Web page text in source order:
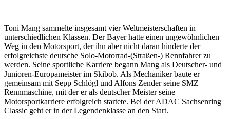
Toni Mang sammelte insgesamt vier Weltmeisterschaften in
unterschiedlichen Klassen. Der Bayer hatte einen ungewöhnlichen
Weg in den Motorsport, der ihn aber nicht daran hinderte der
erfolgreichste deutsche Solo-Motorrad-(Straßen-) Rennfahrer zu
werden. Seine sportliche Karriere begann Mang als Deutscher- und
Junioren-Europameister im Skibob. Als Mechaniker baute er
gemeinsam mit Sepp Schlögl und Alfons Zender seine SMZ
Rennmaschine, mit der er als deutscher Meister seine
Motorsportkarriere erfolgreich startete. Bei der ADAC Sachsenring
Classic geht er in der Legendenklasse an den Start.